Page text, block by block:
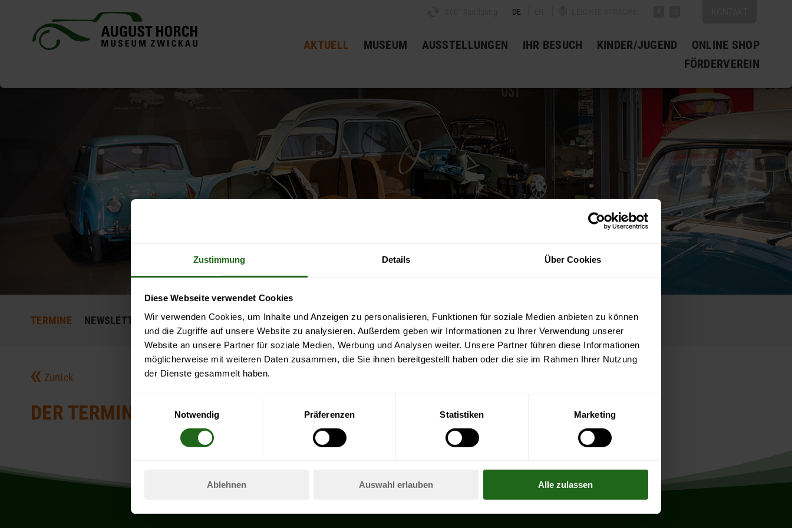
Zustimmung Details Über Cookies
Diese Webseite verwendet Cookies
Wir verwenden Cookies, um Inhalte und Anzeigen zu personalisieren, Funktionen für soziale Medien anbieten zu können
und die Zugriffe auf unsere Website zu analysieren. Außerdem geben wir Informationen zu Ihrer Verwendung unserer
Website an unsere Partner für soziale Medien, Werbung und Analysen weiter. Unsere Partner führen diese Informationen
möglicherweise mit weiteren Daten zusammen, die Sie ihnen bereitgestellt haben oder die sie im Rahmen Ihrer Nutzung
der Dienste gesammelt haben.
Notwendig
Präferenzen Statistiken Marketing
Ablehnen Auswahl erlauben Alle zulassen
DE
AKTUELL MUSEUM AUSSTELLUNGEN IHR BESUCH KINDER/JUGEND
ONLINE SHOP
FÖRDERVEREIN
TERMINE NEWSLETTER
Zurück
DER TERMIN KONNTE NICHT AUFGERUFEN WERDEN.